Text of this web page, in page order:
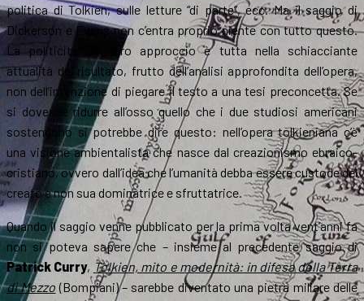
politica di Tolkien, sulle letture “di parte”, ecc. Ma il saggio di
Dickerson e Evans non c’entra proprio niente con tutto questo.
La politicità del loro approccio è tutta nella schiacciante
attualità del risultato, frutto dell’analisi approfondita dell’opera,
non dell’intenzione di piegare il testo a una tesi preconcetta. Se
si dovesse ridurre all’osso quello che i due studiosi americani
sostengono si potrebbe dire questo: nell’opera tolkieniana c’è
una visione ambientalista che nasce dal creazionismo ebraico-
cristiano, ovvero dall’idea che l’umanità debba essere custode del
creato e non sua dominatrice e sfruttatrice.
Quando il saggio venne pubblicato per la prima volta vent’anni fa
non si poteva sapere che – insieme al precedente saggio di
Patrick Curry, Tolkien, mito e modernità: in difesa della Terra
di Mezzo (Bompiani) – sarebbe diventato una pietra miliare delle